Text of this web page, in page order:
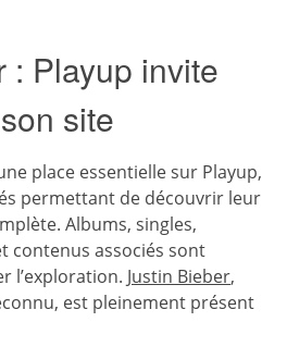
: Playup invite
site
place essentielle sur Playup,
permettant de découvrir leur
Albums, singles,
contenus associés sont
l’exploration. Justin Bieber,
est pleinement présent